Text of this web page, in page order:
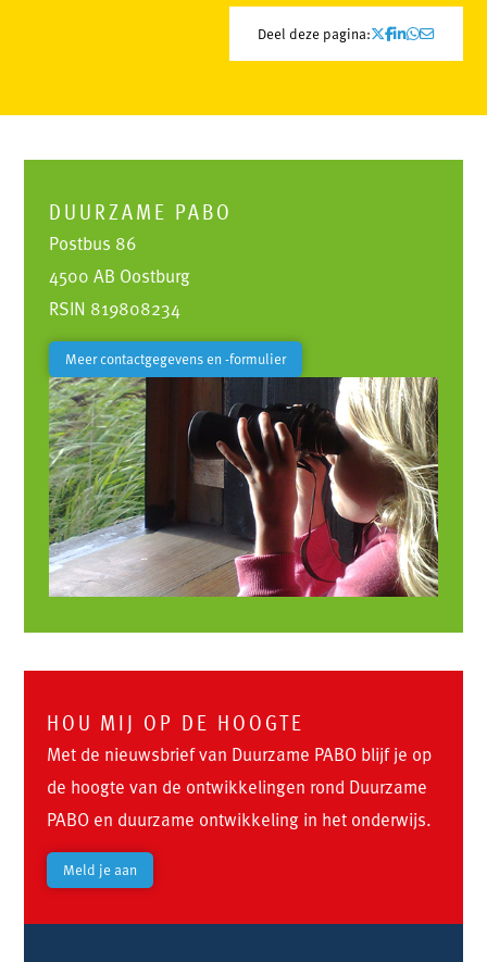
Deel deze pagina:
DUURZAME PABO
Postbus 86
4500 AB Oostburg
RSIN 819808234
Meer contactgegevens en -formulier
HOU MIJ OP DE HOOGTE
Met de nieuwsbrief van Duurzame PABO blijf je op
de hoogte van de ontwikkelingen rond Duurzame
PABO en duurzame ontwikkeling in het onderwijs.
Meld je aan